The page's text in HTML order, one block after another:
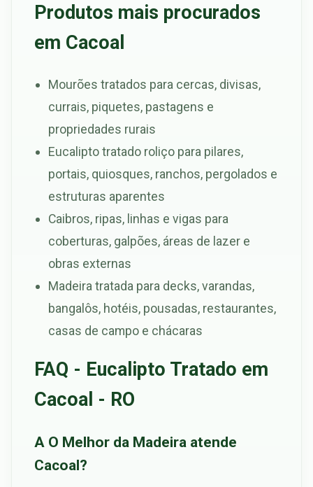
Produtos mais procurados
em Cacoal
Mourões tratados para cercas, divisas,
currais, piquetes, pastagens e
propriedades rurais
Eucalipto tratado roliço para pilares,
portais, quiosques, ranchos, pergolados e
estruturas aparentes
Caibros, ripas, linhas e vigas para
coberturas, galpões, áreas de lazer e
obras externas
Madeira tratada para decks, varandas,
bangalôs, hotéis, pousadas, restaurantes,
casas de campo e chácaras
FAQ - Eucalipto Tratado em
Cacoal - RO
A O Melhor da Madeira atende
Cacoal?